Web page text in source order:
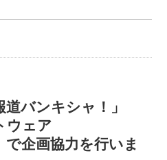
バンキシャ！」
ウェア
で企画協力を行いま